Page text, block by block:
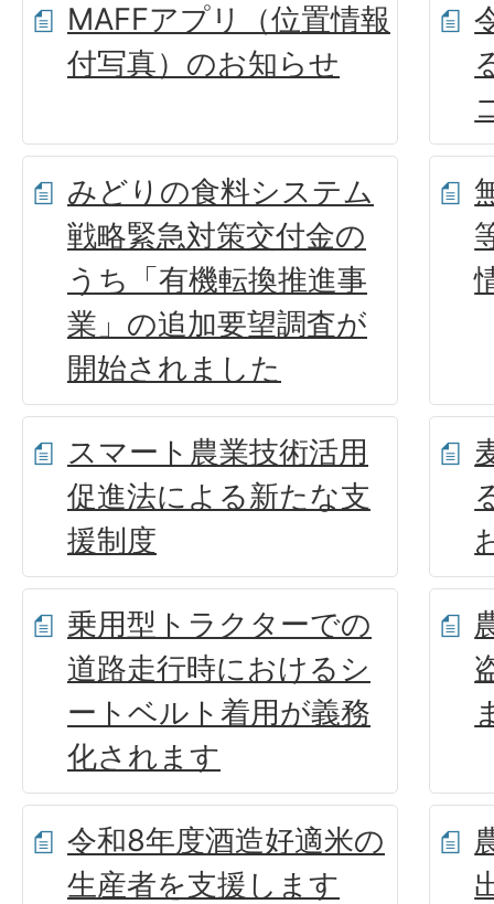
MAFFアプリ（位置情報
付写真）のお知らせ
みどりの食料システム
戦略緊急対策交付金の
うち「有機転換推進事
業」の追加要望調査が
開始されました
スマート農業技術活用
促進法による新たな支
援制度
乗用型トラクターでの
道路走行時におけるシ
ートベルト着用が義務
化されます
令和8年度酒造好適米の
生産者を支援します